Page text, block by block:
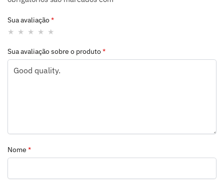
Sua avaliação*
Sua avaliação sobre o produto*
Nome *